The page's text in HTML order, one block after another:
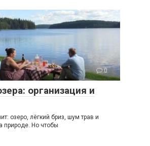
0
организация и
озеро, лёгкий бриз, шум трав и
природе. Но чтобы